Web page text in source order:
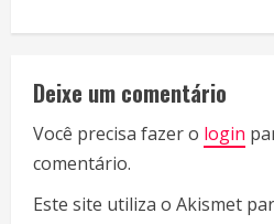
n
u
e
Deixe um comentário
Você precisa fazer o login
comentário.
Este site utiliza o Akismet